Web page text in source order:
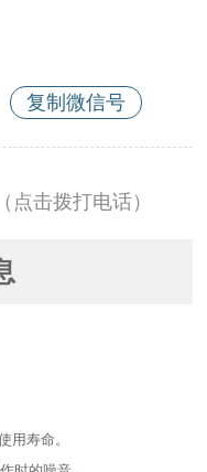
复制微信号
（点击拨打电话）
用寿命。